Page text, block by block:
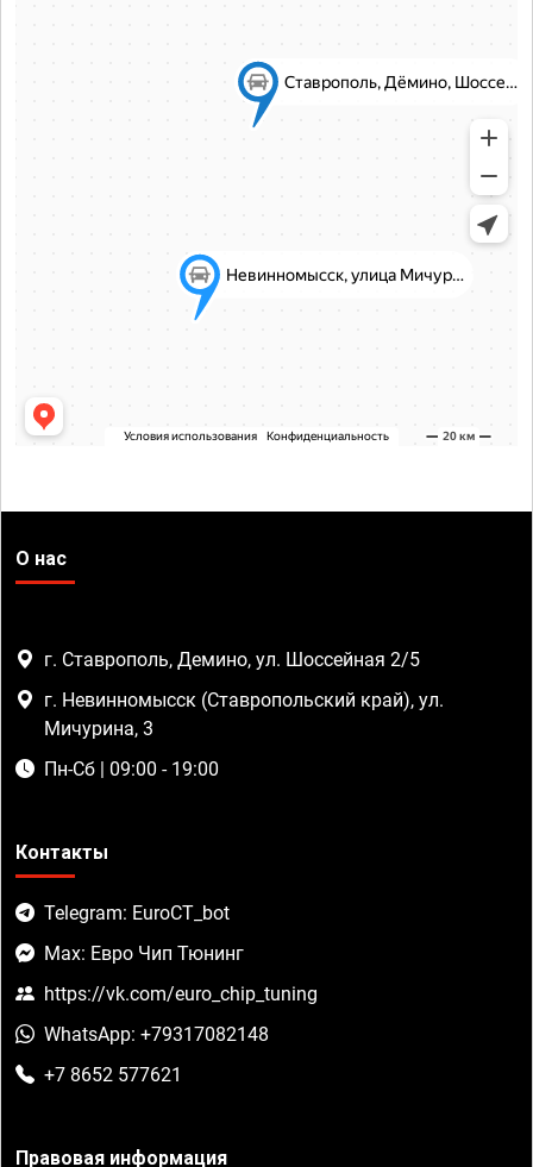
О нас
г. Ставрополь, Демино, ул. Шоссейная 2/5
г. Невинномысск (Ставропольский край), ул.
Мичурина, 3
Пн-Сб | 09:00 - 19:00
Контакты
Telegram: EuroCT_bot
Max: Евро Чип Тюнинг
https://vk.com/euro_chip_tuning
WhatsApp: +79317082148
+7 8652 577621
Правовая информация